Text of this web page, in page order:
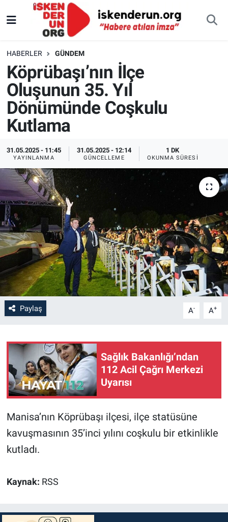
HABERLER GÜNDEM
Köprübaşı’nın İlçe
Oluşunun 35. Yıl
Dönümünde Coşkulu
Kutlama
31.05.2025 - 11:45
YAYINLANMA
31.05.2025 - 12:14
GÜNCELLEME
1 DK
OKUNMA SÜRESI
Paylaş A- A+
Sağlık Bakanlığı’ndan
112 Acil Çağrı Merkezi
Uyarısı
Manisa’nın Köprübaşı ilçesi, ilçe statüsüne
kavuşmasının 35’inci yılını coşkulu bir etkinlikle
kutladı.
Kaynak: RSS